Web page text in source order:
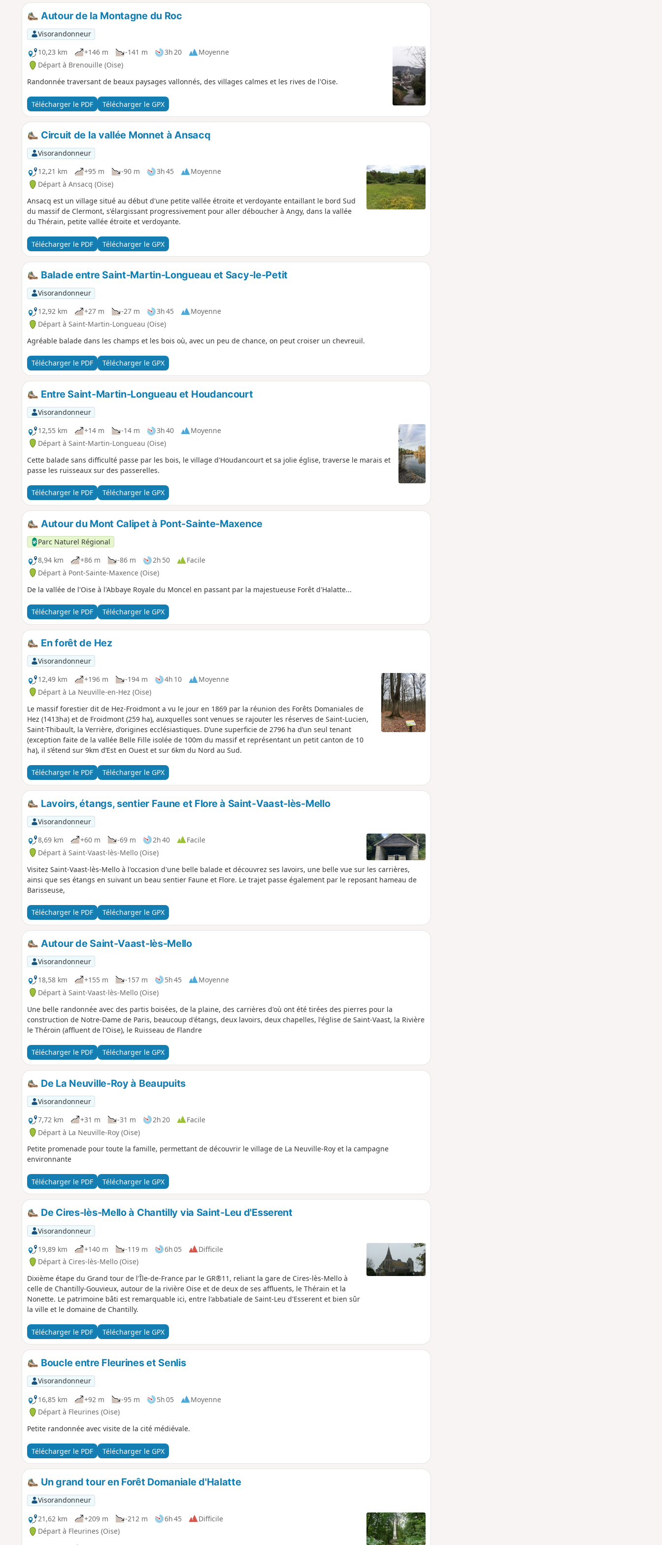
Autour de la Montagne du Roc
Visorandonneur
10,23 km
+146 m -141 m 3h 20
Moyenne
Départ à Brenouille (Oise)
Randonnée traversant de beaux paysages vallonnés, des villages calmes et les rives de l'Oise.
Télécharger le PDF Télécharger le GPX
Circuit de la vallée Monnet à Ansacq
Visorandonneur
12,21 km
+95 m -90 m 3h 45
Moyenne
Départ à Ansacq (Oise)
Ansacq est un village situé au début d'une petite vallée étroite et verdoyante entaillant le bord Sud
du massif de Clermont, s'élargissant progressivement pour aller déboucher à Angy, dans la vallée
du Thérain, petite vallée étroite et verdoyante.
Télécharger le PDF Télécharger le GPX
Balade entre Saint-Martin-Longueau et Sacy-le-Petit
Visorandonneur
12,92 km
+27 m -27 m 3h 45
Moyenne
Départ à Saint-Martin-Longueau (Oise)
Agréable balade dans les champs et les bois où, avec un peu de chance, on peut croiser un chevreuil.
Télécharger le PDF Télécharger le GPX
Entre Saint-Martin-Longueau et Houdancourt
Visorandonneur
12,55 km
+14 m -14 m 3h 40
Moyenne
Départ à Saint-Martin-Longueau (Oise)
Cette balade sans difficulté passe par les bois, le village d'Houdancourt et sa jolie église, traverse le marais et
passe les ruisseaux sur des passerelles.
Télécharger le PDF Télécharger le GPX
Autour du Mont Calipet à Pont-Sainte-Maxence
Parc Naturel Régional
8,94 km
+86 m -86 m 2h 50
Facile
Départ à Pont-Sainte-Maxence (Oise)
De la vallée de l'Oise à l'Abbaye Royale du Moncel en passant par la majestueuse Forêt d'Halatte...
Télécharger le PDF Télécharger le GPX
En forêt de Hez
Visorandonneur
12,49 km
+196 m -194 m 4h 10
Moyenne
Départ à La Neuville-en-Hez (Oise)
Le massif forestier dit de Hez-Froidmont a vu le jour en 1869 par la réunion des Forêts Domaniales de
Hez (1413ha) et de Froidmont (259 ha), auxquelles sont venues se rajouter les réserves de Saint-Lucien,
Saint-Thibault, la Verrière, d’origines ecclésiastiques. D’une superficie de 2796 ha d’un seul tenant
(exception faite de la vallée Belle Fille isolée de 100m du massif et représentant un petit canton de 10
ha), il s’étend sur 9km d’Est en Ouest et sur 6km du Nord au Sud.
Télécharger le PDF Télécharger le GPX
Lavoirs, étangs, sentier Faune et Flore à Saint-Vaast-lès-Mello
Visorandonneur
8,69 km
+60 m -69 m 2h 40
Facile
Départ à Saint-Vaast-lès-Mello (Oise)
Visitez Saint-Vaast-lès-Mello à l'occasion d'une belle balade et découvrez ses lavoirs, une belle vue sur les carrières,
ainsi que ses étangs en suivant un beau sentier Faune et Flore. Le trajet passe également par le reposant hameau de
Barisseuse,
Télécharger le PDF Télécharger le GPX
Autour de Saint-Vaast-lès-Mello
Visorandonneur
18,58 km
+155 m -157 m 5h 45
Moyenne
Départ à Saint-Vaast-lès-Mello (Oise)
Une belle randonnée avec des partis boisées, de la plaine, des carrières d'où ont été tirées des pierres pour la
construction de Notre-Dame de Paris, beaucoup d'étangs, deux lavoirs, deux chapelles, l'église de Saint-Vaast, la Rivière
le Théroin (affluent de l'Oise), le Ruisseau de Flandre
Télécharger le PDF Télécharger le GPX
De La Neuville-Roy à Beaupuits
Visorandonneur
7,72 km
+31 m -31 m 2h 20
Facile
Départ à La Neuville-Roy (Oise)
Petite promenade pour toute la famille, permettant de découvrir le village de La Neuville-Roy et la campagne
environnante
Télécharger le PDF Télécharger le GPX
De Cires-lès-Mello à Chantilly via Saint-Leu d'Esserent
Visorandonneur
19,89 km
+140 m -119 m 6h 05
Difficile
Départ à Cires-lès-Mello (Oise)
Dixième étape du Grand tour de l'Île-de-France par le GR®11, reliant la gare de Cires-lès-Mello à
celle de Chantilly-Gouvieux, autour de la rivière Oise et de deux de ses affluents, le Thérain et la
Nonette. Le patrimoine bâti est remarquable ici, entre l'abbatiale de Saint-Leu d'Esserent et bien sûr
la ville et le domaine de Chantilly.
Télécharger le PDF Télécharger le GPX
Boucle entre Fleurines et Senlis
Visorandonneur
16,85 km
+92 m -95 m 5h 05
Moyenne
Départ à Fleurines (Oise)
Petite randonnée avec visite de la cité médiévale.
Télécharger le PDF Télécharger le GPX
Un grand tour en Forêt Domaniale d'Halatte
Visorandonneur
21,62 km
+209 m -212 m 6h 45
Difficile
Départ à Fleurines (Oise)